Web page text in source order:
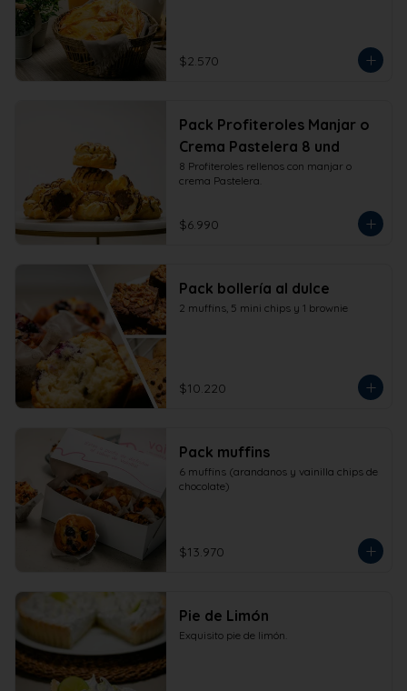
$2.570
Pack Profiteroles Manjar o
Crema Pastelera 8 und
8 Profiteroles rellenos con manjar o
crema Pastelera.
$6.990
Pack bollería al dulce
2 muffins, 5 mini chips y 1 brownie
$10.220
Pack muffins
6 muffins (arandanos y vainilla chips de
chocolate)
$13.970
Pie de Limón
Exquisito pie de limón.